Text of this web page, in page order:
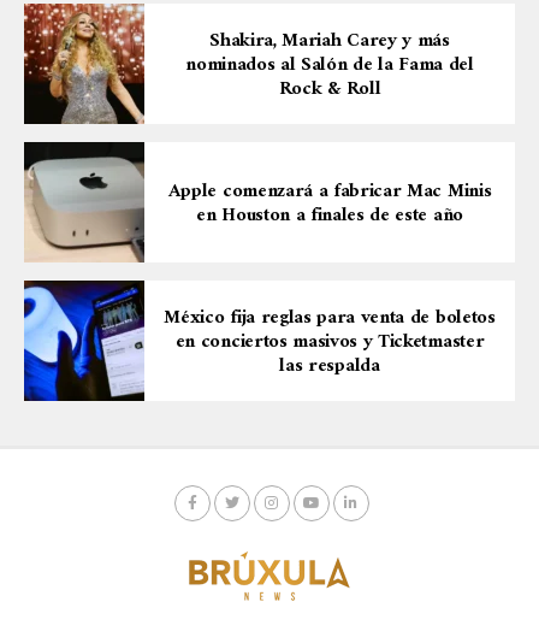
Shakira, Mariah Carey y más
nominados al Salón de la Fama del
Rock & Roll
Apple comenzará a fabricar Mac Minis
en Houston a finales de este año
México fija reglas para venta de boletos
en conciertos masivos y Ticketmaster
las respalda